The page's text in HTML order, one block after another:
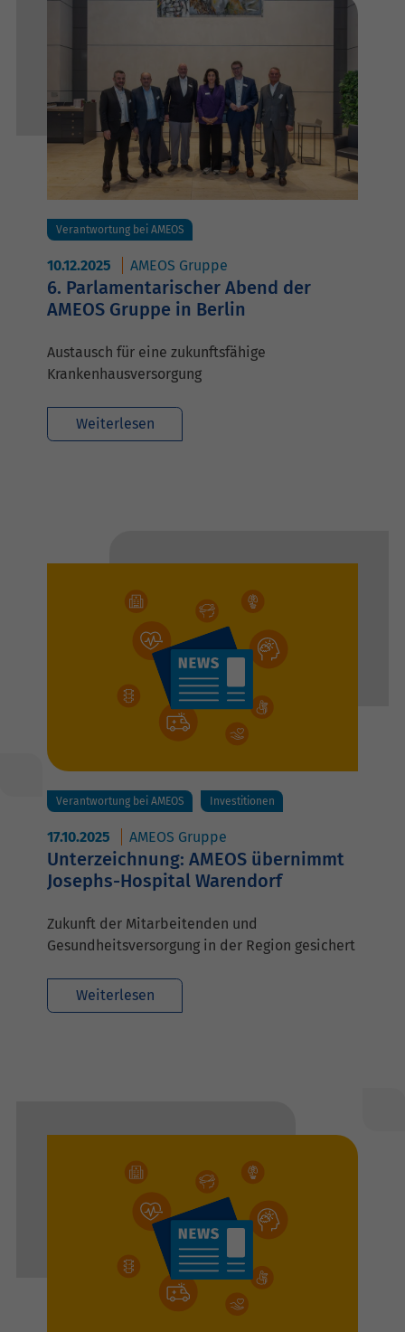
Verantwortung bei AMEOS
10.12.2025 AMEOS Gruppe
6. Parlamentarischer Abend der
AMEOS Gruppe in Berlin
Austausch für eine zukunftsfähige
Krankenhausversorgung
Weiterlesen
Verantwortung bei AMEOS Investitionen
17.10.2025 AMEOS Gruppe
Unterzeichnung: AMEOS übernimmt
Josephs-Hospital Warendorf
Zukunft der Mitarbeitenden und
Gesundheitsversorgung in der Region gesichert
Weiterlesen